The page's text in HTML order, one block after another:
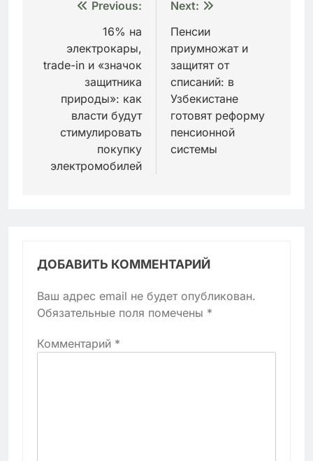
Навигация
записям
Previous:
16% на
электрокары,
trade-in и «значок
защитника
природы»: как
власти будут
стимулировать
покупку
электромобилей
Next:
Пенсии
приумножат и
защитят от
списаний: в
Узбекистане
готовят реформу
пенсионной
системы
ДОБАВИТЬ КОММЕНТАРИЙ
Ваш адрес email не будет опубликован.
Обязательные поля помечены *
Комментарий *